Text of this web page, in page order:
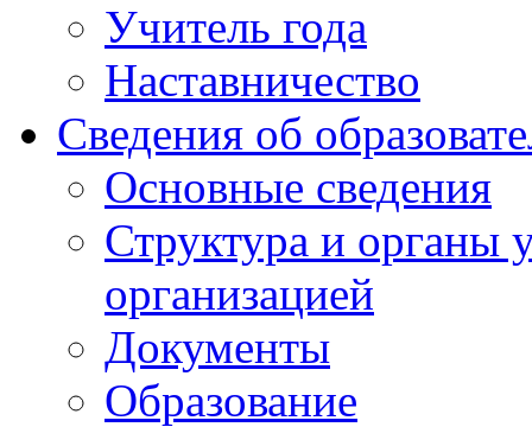
Учитель года
Наставничество
Сведения об
Основные сведения
Структура и органы
организацией
Документы
Образование